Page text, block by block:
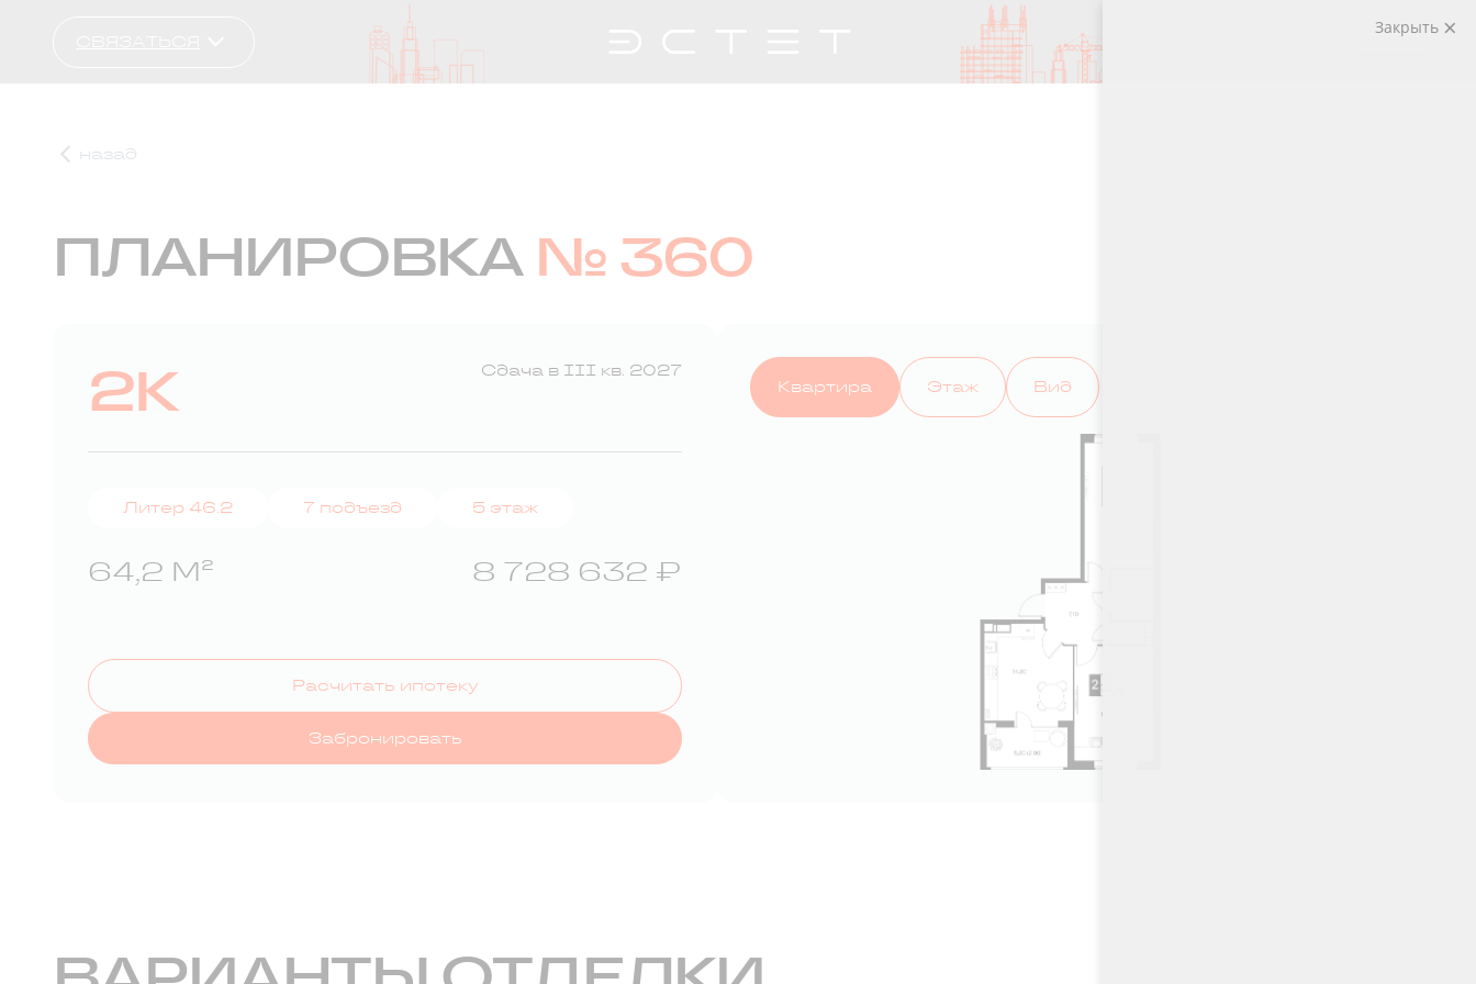
назад
ПЛАНИРОВКА № 360
2К Сдача в III кв. 2027
Литер 46.2 7 подъезд 5 этаж
64,2 М² 8 728 632 ₽
Расчитать ипотеку
Забронировать
Квартира Этаж Вид
Закрыть